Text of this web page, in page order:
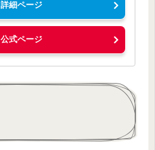
詳細ページ
公式ページ